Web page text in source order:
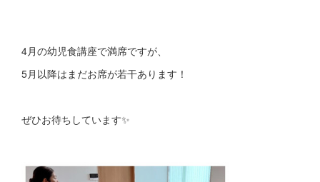
4月の幼児食講座で満席ですが、
5月以降はまだお席が若干あります！
ぜひお待ちしています✨